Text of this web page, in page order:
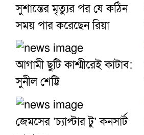
সুশান্তের মৃত্যুর পর যে কঠিন
সময় পার করেছেন রিয়া
আগামী ছুটি কাশ্মীরেই কাটাব:
সুনীল শেট্টি
জেমসের ‘চ্যাপ্টার টু’ কনসার্ট